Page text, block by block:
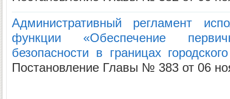
Административный регламент
функции «Обеспечение
безопасности в границах
Постановление Главы № 383 от 06